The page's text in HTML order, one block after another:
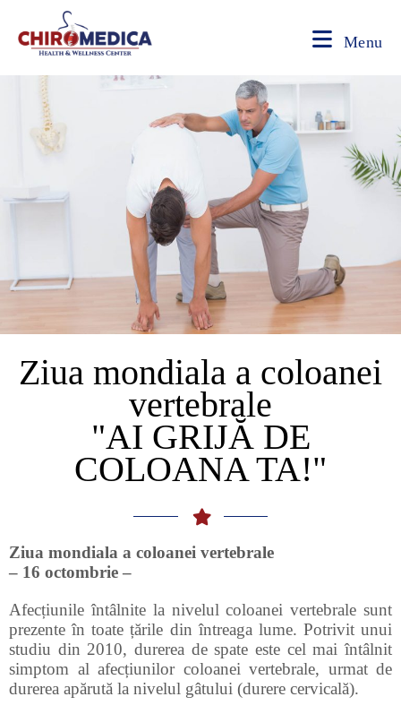
Menu
Ziua mondiala a coloanei
vertebrale
"AI GRIJĂ DE
COLOANA TA!"
Ziua mondiala a coloanei vertebrale
– 16 octombrie –
Afecțiunile întâlnite la nivelul coloanei vertebrale sunt
prezente în toate țările din întreaga lume. Potrivit unui
studiu din 2010, durerea de spate este cel mai întâlnit
simptom al afecțiunilor coloanei vertebrale, urmat de
durerea apărută la nivelul gâtului (durere cervicală).